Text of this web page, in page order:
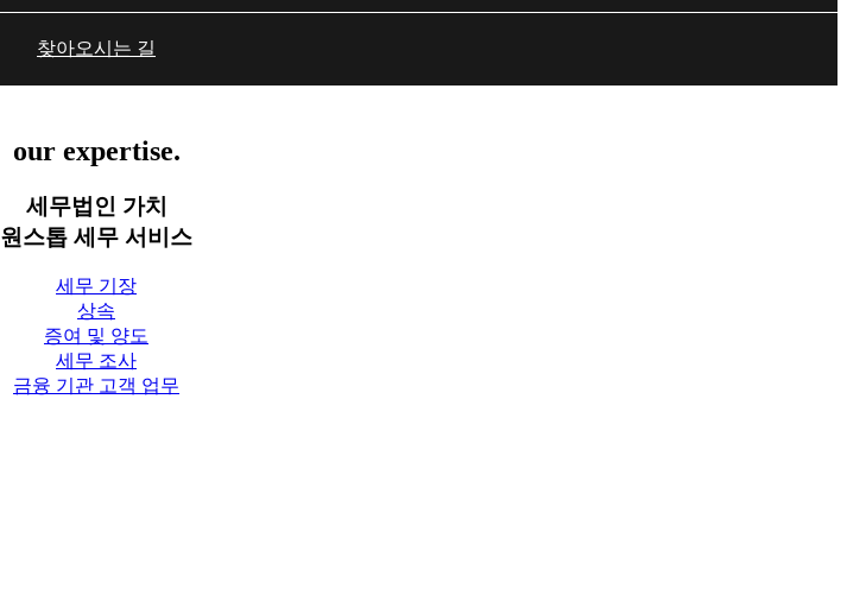
찾아오시는 길
our expertise.
세무법인 가치
원스톱 세무 서비스
세무 기장
상속
증여 및 양도
세무 조사
금융 기관 고객 업무